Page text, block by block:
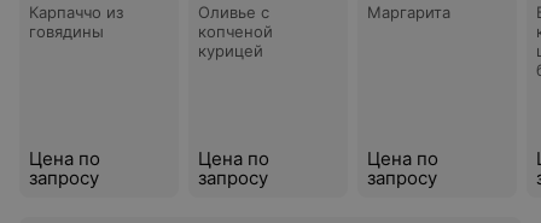
Карпаччо из
говядины
Цена по
запросу
Оливье с
копченой
курицей
Цена по
запросу
Маргарита
Цена по
запросу